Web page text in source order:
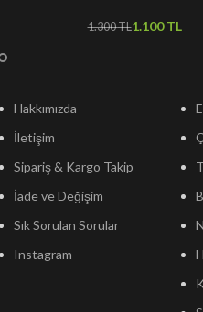
1.300TL1.100TL
Hakkımızda
İletişim
Sipariş & Kargo Takip
İade ve Değişim
Sık Sorulan Sorular
Instagram